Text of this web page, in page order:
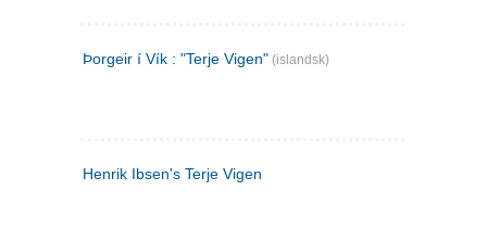
Þorgeir í Vík : "Terje Vigen" (islandsk)
Henrik Ibsen's Terje Vigen